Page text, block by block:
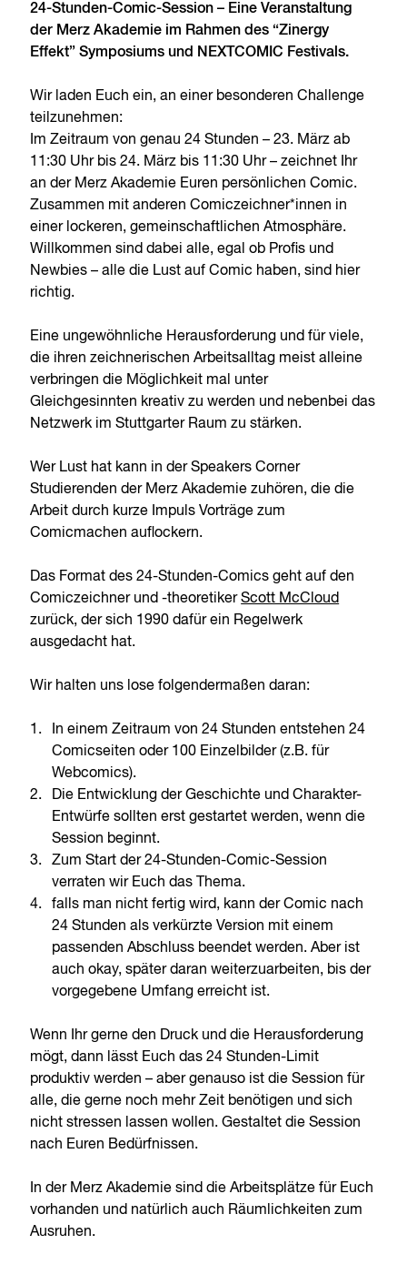
24-Stunden-Comic-Session – Eine Veranstaltung
der Merz Akademie im Rahmen des “Zinergy
Effekt” Symposiums und NEXTCOMIC Festivals.
Wir laden Euch ein, an einer besonderen Challenge
teilzunehmen:
Im Zeitraum von genau 24 Stunden – 23. März ab
11:30 Uhr bis 24. März bis 11:30 Uhr – zeichnet Ihr
an der Merz Akademie Euren persönlichen Comic.
Zusammen mit anderen Comiczeichner*innen in
einer lockeren, gemeinschaftlichen Atmosphäre.
Willkommen sind dabei alle, egal ob Profis und
Newbies – alle die Lust auf Comic haben, sind hier
richtig.
Eine ungewöhnliche Herausforderung und für viele,
die ihren zeichnerischen Arbeitsalltag meist alleine
verbringen die Möglichkeit mal unter
Gleichgesinnten kreativ zu werden und nebenbei das
Netzwerk im Stuttgarter Raum zu stärken.
Wer Lust hat kann in der Speakers Corner
Studierenden der Merz Akademie zuhören, die die
Arbeit durch kurze Impuls Vorträge zum
Comicmachen auflockern.
Das Format des 24-Stunden-Comics geht auf den
Comiczeichner und -theoretikerScott McCloud
zurück, der sich 1990 dafür ein Regelwerk
ausgedacht hat.
Wir halten uns lose folgendermaßen daran:
In einem Zeitraum von 24 Stunden entstehen 24
Comicseiten oder 100 Einzelbilder (z.B. für
Webcomics).
Die Entwicklung der Geschichte und Charakter-
Entwürfe sollten erst gestartet werden, wenn die
Session beginnt.
Zum Start der 24-Stunden-Comic-Session
verraten wir Euch das Thema.
falls man nicht fertig wird, kann der Comic nach
24 Stunden als verkürzte Version mit einem
passenden Abschluss beendet werden. Aber ist
auch okay, später daran weiterzuarbeiten, bis der
vorgegebene Umfang erreicht ist.
Wenn Ihr gerne den Druck und die Herausforderung
mögt, dann lässt Euch das 24 Stunden-Limit
produktiv werden – aber genauso ist die Session für
alle, die gerne noch mehr Zeit benötigen und sich
nicht stressen lassen wollen. Gestaltet die Session
nach Euren Bedürfnissen.
In der Merz Akademie sind die Arbeitsplätze für Euch
vorhanden und natürlich auch Räumlichkeiten zum
Ausruhen.